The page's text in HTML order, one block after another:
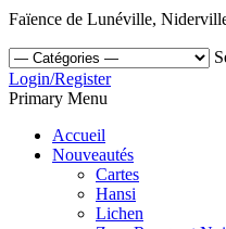
Faïence de Lunéville,
Login/Register
Primary Menu
Accueil
Nouveautés
Cartes
Hansi
Lichen